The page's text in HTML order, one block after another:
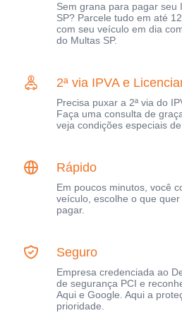
Sem grana para pagar seu
SP? Parcele tudo em até
com seu veículo em dia
do Multas SP.
2ª via IPVA e
Precisa puxar a 2ª via do
Faça uma consulta de
veja condições especiais
Rápido
Em poucos minutos, você
veículo, escolhe o que
pagar.
Seguro
Empresa credenciada ao
de segurança PCI e
Aqui e Google. Aqui a
prioridade.